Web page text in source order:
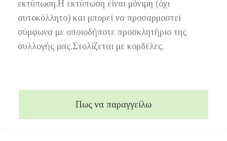
εκτύπωση.Η εκτύπωση είναι μόνιμη (όχι
αυτοκόλλητο) και μπορεί να προσαρμοστεί
σύμφωνα με οποιοδήποτε προσκλητήριο της
συλλογής μας.Στολίζεται με κορδέλες.
Πως να παραγγείλω